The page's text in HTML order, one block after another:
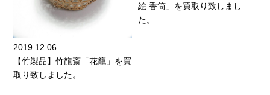
2019.12.06
【竹製品】竹龍斎「花籠」を買
取り致しました。
絵 香筒」を買取り致しまし
た。